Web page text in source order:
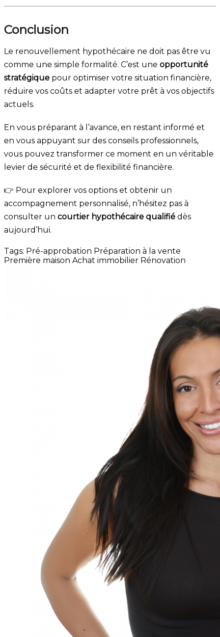
Conclusion
Le renouvellement hypothécaire ne doit pas être vu
comme une simple formalité. C’est une opportunité
stratégique pour optimiser votre situation financière,
réduire vos coûts et adapter votre prêt à vos objectifs
actuels.
En vous préparant à l’avance, en restant informé et
en vous appuyant sur des conseils professionnels,
vous pouvez transformer ce moment en un véritable
levier de sécurité et de flexibilité financière.
👉 Pour explorer vos options et obtenir un
accompagnement personnalisé, n’hésitez pas à
consulter un courtier hypothécaire qualifié dès
aujourd’hui.
Tags: Pré-approbation Préparation à la vente
Première maison Achat immobilier Rénovation